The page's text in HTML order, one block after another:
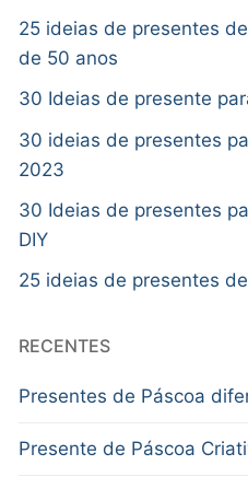
25 ideias de presentes
de 50 anos
30 Ideias de presente
30 ideias de presentes
2023
30 Ideias de presentes
DIY
25 ideias de presentes
RECENTES
Presentes de Páscoa
Presente de Páscoa